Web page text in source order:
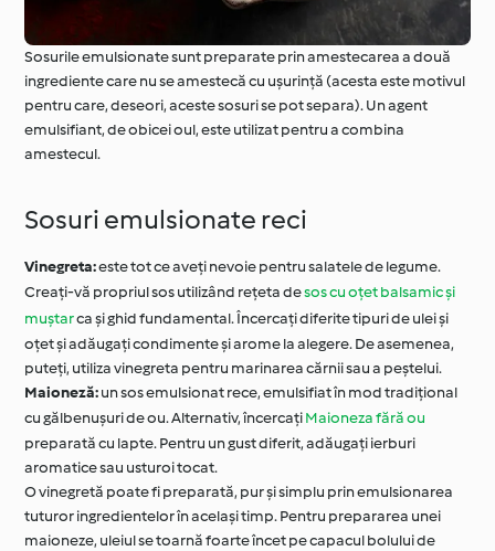
Sosurile emulsionate sunt preparate prin amestecarea a două
ingrediente care nu se amestecă cu ușurință (acesta este motivul
pentru care, deseori, aceste sosuri se pot separa). Un agent
emulsifiant, de obicei oul, este utilizat pentru a combina
amestecul.
Sosuri emulsionate reci
Vinegreta:este tot ce aveți nevoie pentru salatele de legume.
Creați-vă propriul sos utilizând rețeta desos cu oțet balsamic și
muștarca și ghid fundamental. Încercați diferite tipuri de ulei și
oțet și adăugați condimente și arome la alegere. De asemenea,
puteți, utiliza vinegreta pentru marinarea cărnii sau a peștelui.
Maioneză:un sos emulsionat rece, emulsifiat în mod tradițional
cu gălbenușuri de ou. Alternativ, încercațiMaioneza fără ou
preparată cu lapte. Pentru un gust diferit, adăugați ierburi
aromatice sau usturoi tocat.
O vinegretă poate fi preparată, pur și simplu prin emulsionarea
tuturor ingredientelor în același timp. Pentru prepararea unei
maioneze, uleiul se toarnă foarte încet pe capacul bolului de